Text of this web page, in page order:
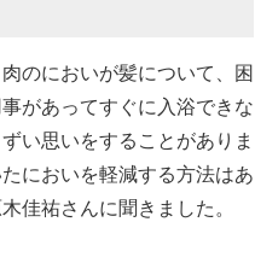
のにおいが髪について、困
があってすぐに入浴できな
い思いをすることがありま
においを軽減する方法はあ
佳祐さんに聞きました。